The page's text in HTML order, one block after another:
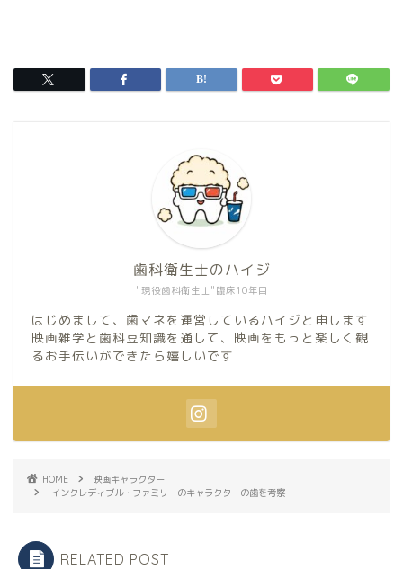
"現役歯科衛生士"臨床10年目
歯科衛生士のハイジ
はじめまして、歯マネを運営しているハイジと申します
映画雑学と歯科豆知識を通して、映画をもっと楽しく観
るお手伝いができたら嬉しいです
HOME
映画キャラクター
インクレディブル・ファミリーのキャラクターの歯を考察
RELATED POST